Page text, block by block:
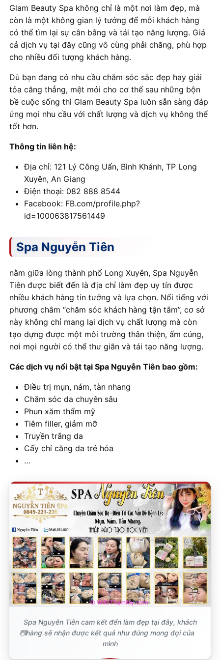
Glam Beauty Spa không chỉ là một nơi làm đẹp, mà
còn là một không gian lý tưởng để mỗi khách hàng
có thể tìm lại sự cân bằng và tái tạo năng lượng. Giá
cả dịch vụ tại đây cũng vô cùng phải chăng, phù hợp
cho nhiều đối tượng khách hàng.
Dù bạn đang có nhu cầu chăm sóc sắc đẹp hay giải
tỏa căng thẳng, mệt mỏi cho cơ thể sau những bộn
bề cuộc sống thì Glam Beauty Spa luôn sẵn sàng đáp
ứng mọi nhu cầu với chất lượng và dịch vụ không thể
tốt hơn.
Thông tin liên hệ:
Địa chỉ: 121 Lý Công Uẩn, Bình Khánh, TP Long
Xuyên, An Giang
Điện thoại: 082 888 8544
Facebook: FB.com/profile.php?
id=100063817561449
Spa Nguyễn Tiên
nằm giữa lòng thành phố Long Xuyên, Spa Nguyễn
Tiên được biết đến là địa chỉ làm đẹp uy tín được
nhiều khách hàng tin tưởng và lựa chọn. Nổi tiếng với
phương châm “chăm sóc khách hàng tận tâm”, cơ sở
này không chỉ mang lại dịch vụ chất lượng mà còn
tạo dựng được một môi trường thân thiện, ấm cúng,
nơi mọi người có thể thư giãn và tái tạo năng lượng.
Các dịch vụ nổi bật tại Spa Nguyễn Tiên bao gồm:
Điều trị mụn, nám, tàn nhang
Chăm sóc da chuyên sâu
Phun xăm thẩm mỹ
Tiêm filler, giảm mỡ
Truyền trắng da
Cấy chỉ căng da trẻ hóa
…
Spa Nguyễn Tiên cam kết đến làm đẹp tại đây, khách
hàng sẽ nhận được kết quả như đúng mong đợi của
mình